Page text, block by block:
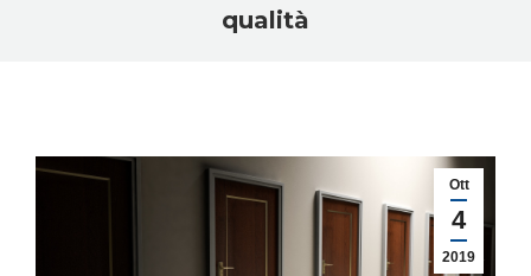
qualità
Ott
4
2019